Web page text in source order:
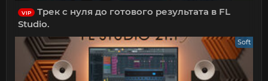
VIP
Трек с нуля до готового результата в FL
Studio.
Soft